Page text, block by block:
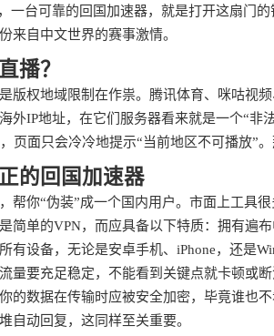
一台可靠的回国加速器，就是打开这扇门
来自中文世界的赛事激情。
播？
版权地域限制在作祟。腾讯体育、咪咕
外IP地址，在它们服务器看来就是一个“非
页面只会冷冷地提示“当前地区不可播放”
的回国加速器
帮你“伪装”成一个国内用户。市面上工具
简单的VPN，而应具备以下特质：拥有遍
有设备，无论是安卓手机、iPhone，还是
量要充足稳定，不能看到关键点就卡顿或
的数据在传输时应被安全加密，毕竟谁也
自动回复，这同样至关重要。